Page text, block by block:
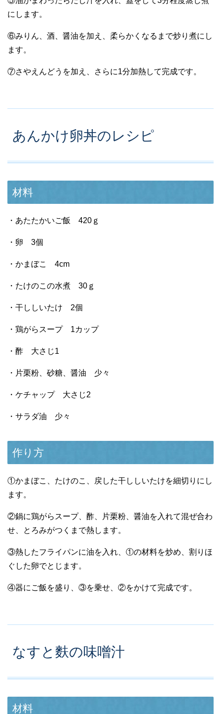
にします。
⑥みりん、酒、醤油を加え、柔らかくなるまで炒り煮にし
ます。
⑦さやえんどうを加え、さらに1分加熱して完成です。
あんかけ卵丼のレシピ
材料
・あたたかいご飯 420ｇ
・卵 3個
・かまぼこ 4cm
・たけのこの水煮 30ｇ
・干ししいたけ 2個
・鶏がらスープ 1カップ
・酢 大さじ1
・片栗粉、砂糖、醤油 少々
・ケチャップ 大さじ2
・サラダ油 少々
作り方
①かまぼこ、たけのこ、戻した干ししいたけを細切りにし
ます。
②鍋に鶏がらスープ、酢、片栗粉、醤油を入れて混ぜ合わ
せ、とろみがつくまで熱します。
③熱したフライパンに油を入れ、①の材料を炒め、割りほ
ぐした卵でとじます。
④器にご飯を盛り、③を乗せ、②をかけて完成です。
なすと麩の味噌汁
材料